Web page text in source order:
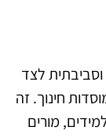
לצד
חינוך. זה
מורים